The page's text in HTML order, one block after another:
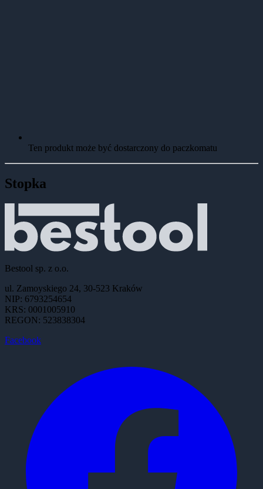
Ten produkt może być dostarczony do paczkomatu
Stopka
Bestool sp. z o.o.
ul. Zamoyskiego 24, 30-523 Kraków
NIP: 6793254654
KRS: 0001005910
REGON: 523838304
Facebook